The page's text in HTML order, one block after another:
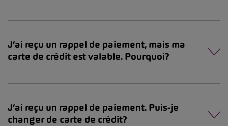
J’ai reçu un rappel de paiement, mais ma
carte de crédit est valable. Pourquoi?
J’ai reçu un rappel de paiement. Puis-je
changer de carte de crédit?